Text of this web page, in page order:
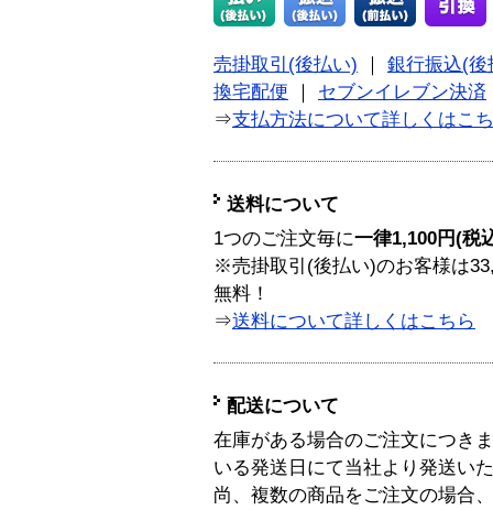
売掛取引(後払い)
銀行振込(後
換宅配便
セブンイレブン決済
⇒支払方法について詳しくはこ
送料について
1つのご注文毎に一律1,100円(税
※売掛取引(後払い)のお客様は
無料！
⇒送料について詳しくはこちら
配送について
在庫がある場合のご注文につき
いる発送日にて当社より発送い
尚、複数の商品をご注文の場合